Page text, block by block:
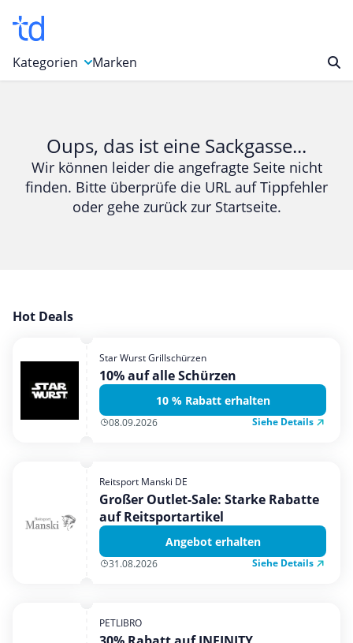
Kategorien
Bücher & Magazine
Computer & Elektronik
Entertainment & Media
Garten, Haushalt & Tiere
Mobilfunk & Internet
Mode & Accessoires
Shopping
Urlaub & Reise
Marken
Oups, das ist eine Sackgasse...
Wir können leider die angefragte Seite nicht
finden. Bitte überprüfe die URL auf Tippfehler
oder gehe zurück zur Startseite.
Hot Deals
Star Wurst Grillschürzen
10% auf alle Schürzen
10 % Rabatt erhalten
08.09.2026 Siehe Details
Reitsport Manski DE
Großer Outlet-Sale: Starke Rabatte
auf Reitsportartikel
Angebot erhalten
31.08.2026 Siehe Details
PETLIBRO